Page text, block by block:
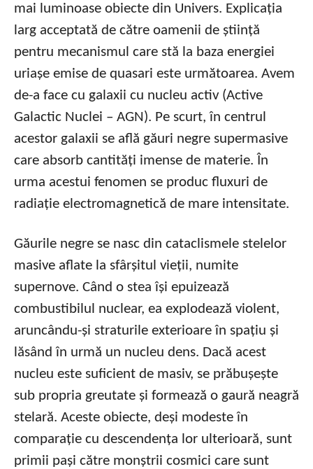
mai luminoase obiecte din Univers. Explicația
larg acceptată de către oamenii de știință
pentru mecanismul care stă la baza energiei
uriașe emise de quasari este următoarea. Avem
de-a face cu galaxii cu nucleu activ (Active
Galactic Nuclei – AGN). Pe scurt, în centrul
acestor galaxii se află găuri negre supermasive
care absorb cantități imense de materie. În
urma acestui fenomen se produc fluxuri de
radiație electromagnetică de mare intensitate.
Găurile negre se nasc din cataclismele stelelor
masive aflate la sfârșitul vieții, numite
supernove. Când o stea își epuizează
combustibilul nuclear, ea explodează violent,
aruncându-și straturile exterioare în spațiu și
lăsând în urmă un nucleu dens. Dacă acest
nucleu este suficient de masiv, se prăbușește
sub propria greutate și formează o gaură neagră
stelară. Aceste obiecte, deși modeste în
comparație cu descendența lor ulterioară, sunt
primii pași către monștrii cosmici care sunt